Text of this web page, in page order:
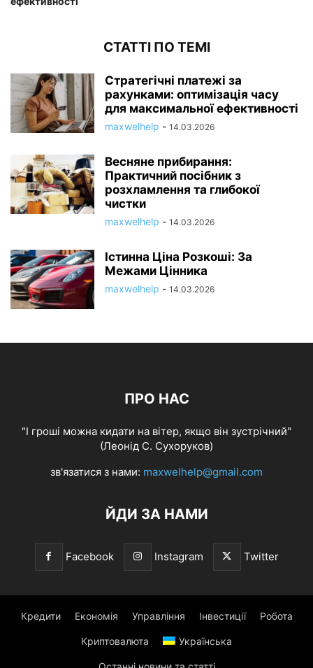
СТАТТІ ПО ТЕМІ
Стратегічні платежі за
рахунками: оптимізація часу
для максимальної ефективності
maxwelhelp - 14.03.2026
Весняне прибирання:
Практичний посібник з
розхламлення та глибокої
чистки
maxwelhelp - 14.03.2026
Істинна Ціна Розкоші: За
Межами Цінника
maxwelhelp - 14.03.2026
ПРО НАС
"І гроші можна кидати на вітер, якщо він зустрічний"
(Леонід С. Сухоруков)
зв'язатися з нами: maxwelhelp@gmail.com
ЙДИ ЗА НАМИ
Facebook Instagram Twitter
Кредити Економія Управління Інвестиції Робота
Криптовалюта Українська